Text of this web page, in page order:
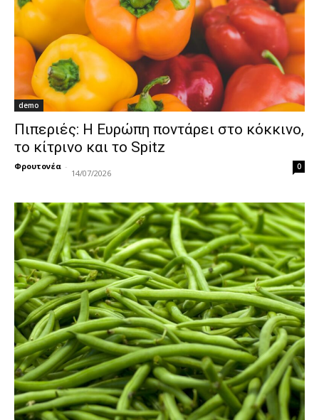
demo
Πιπεριές: Η Ευρώπη ποντάρει στο κόκκινο,
το κίτρινο και το Spitz
Φρουτονέα -
14/07/2026
0